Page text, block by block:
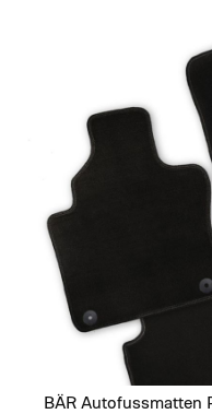
images
gallery
BÄR Autofussmatten